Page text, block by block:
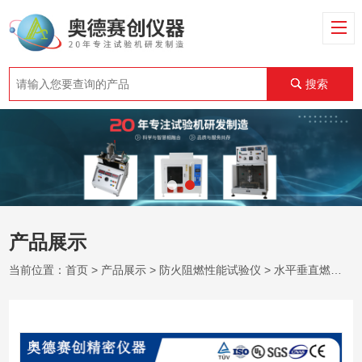
搜索
产品展示
当前位置：首页 > 产品展示 > 防火阻燃性能试验仪 > 水平垂直燃烧试验仪